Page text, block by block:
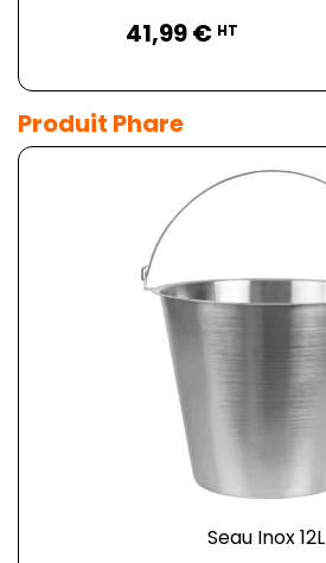
41,99 € HT
Produit Phare
Seau Inox 12L